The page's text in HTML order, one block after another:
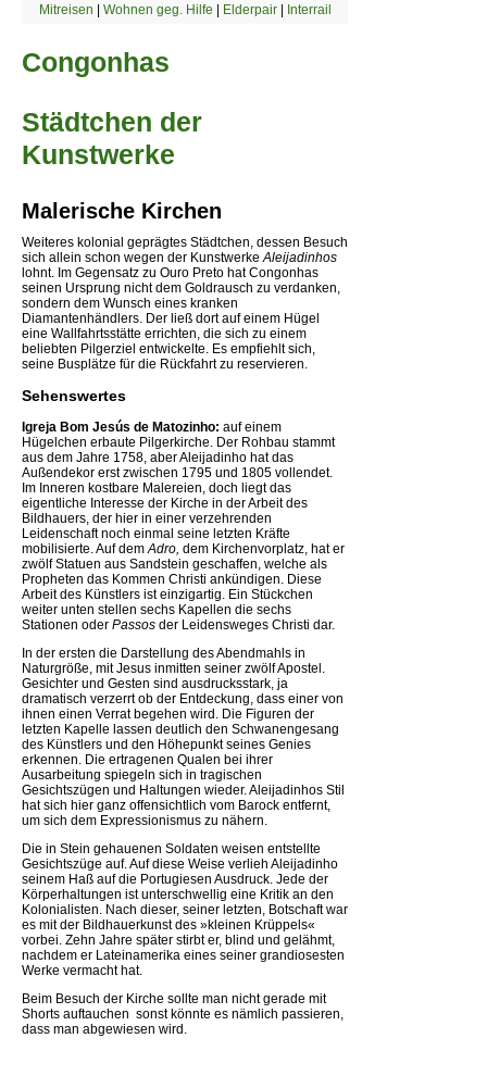
Mitreisen | Wohnen geg. Hilfe | Elderpair| Interrail
Congonhas
Städtchen der
Kunstwerke
Malerische Kirchen
Weiteres kolonial geprägtes Städtchen, dessen Besuch
sich allein schon wegen der Kunstwerke Aleijadinhos
lohnt. Im Gegensatz zu Ouro Preto hat Congonhas
seinen Ursprung nicht dem Goldrausch zu verdanken,
sondern dem Wunsch eines kranken
Diamantenhändlers. Der ließ dort auf einem Hügel
eine Wallfahrtsstätte errichten, die sich zu einem
beliebten Pilgerziel entwickelte. Es empfiehlt sich,
seine Busplätze für die Rückfahrt zu reservieren.
Sehenswertes
Igreja Bom Jesús de Matozinho: auf einem
Hügelchen erbaute Pilgerkirche. Der Rohbau stammt
aus dem Jahre 1758, aber Aleijadinho hat das
Außendekor erst zwischen 1795 und 1805 vollendet.
Im Inneren kostbare Malereien, doch liegt das
eigentliche Interesse der Kirche in der Arbeit des
Bildhauers, der hier in einer verzehrenden
Leidenschaft noch einmal seine letzten Kräfte
mobilisierte. Auf dem Adro, dem Kirchenvorplatz, hat er
zwölf Statuen aus Sandstein geschaffen, welche als
Propheten das Kommen Christi ankündigen. Diese
Arbeit des Künstlers ist einzigartig. Ein Stückchen
weiter unten stellen sechs Kapellen die sechs
Stationen oder Passos der Leidensweges Christi dar.
In der ersten die Darstellung des Abendmahls in
Naturgröße, mit Jesus inmitten seiner zwölf Apostel.
Gesichter und Gesten sind ausdrucksstark, ja
dramatisch verzerrt ob der Entdeckung, dass einer von
ihnen einen Verrat begehen wird. Die Figuren der
letzten Kapelle lassen deutlich den Schwanengesang
des Künstlers und den Höhepunkt seines Genies
erkennen. Die ertragenen Qualen bei ihrer
Ausarbeitung spiegeln sich in tragischen
Gesichtszügen und Haltungen wieder. Aleijadinhos Stil
hat sich hier ganz offensichtlich vom Barock entfernt,
um sich dem Expressionismus zu nähern.
Die in Stein gehauenen Soldaten weisen entstellte
Gesichtszüge auf. Auf diese Weise verlieh Aleijadinho
seinem Haß auf die Portugiesen Ausdruck. Jede der
Körperhaltungen ist unterschwellig eine Kritik an den
Kolonialisten. Nach dieser, seiner letzten, Botschaft war
es mit der Bildhauerkunst des »kleinen Krüppels«
vorbei. Zehn Jahre später stirbt er, blind und gelähmt,
nachdem er Lateinamerika eines seiner grandiosesten
Werke vermacht hat.
Beim Besuch der Kirche sollte man nicht gerade mit
Shorts auftauchen  sonst könnte es nämlich passieren,
dass man abgewiesen wird.